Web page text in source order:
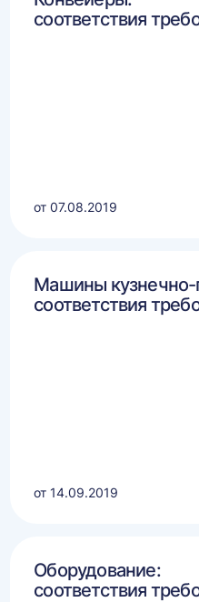
соответствия
от 07.08.2019
Машины кузнечно-
соответствия
от 14.09.2019
Оборудование:
соответствия